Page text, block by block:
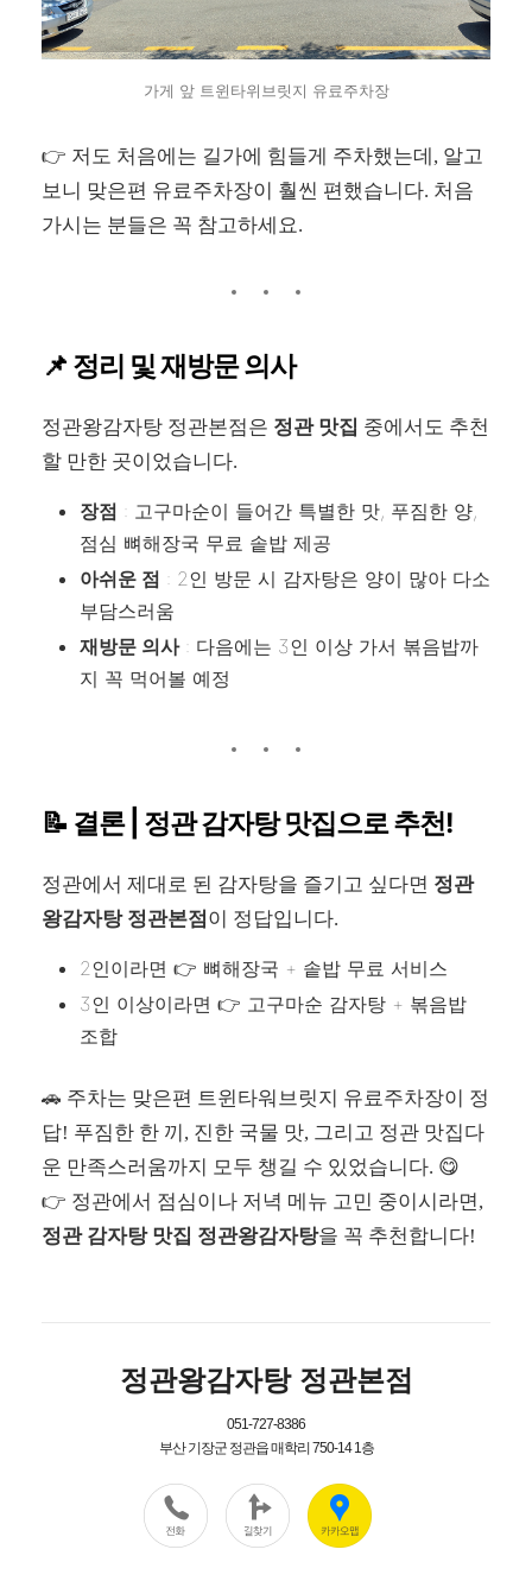
가게 앞 트윈타위브릿지 유료주차장
👉 저도 처음에는 길가에 힘들게 주차했는데, 알고
보니 맞은편 유료주차장이 훨씬 편했습니다. 처음
가시는 분들은 꼭 참고하세요.
📌 정리 및 재방문 의사
정관왕감자탕 정관본점은 정관 맛집 중에서도 추천
할 만한 곳이었습니다.
장점 : 고구마순이 들어간 특별한 맛, 푸짐한 양,
점심 뼈해장국 무료 솥밥 제공
아쉬운 점 : 2인 방문 시 감자탕은 양이 많아 다소
부담스러움
재방문 의사: 다음에는 3인 이상 가서 볶음밥까
지 꼭 먹어볼 예정
📝 결론 | 정관 감자탕 맛집으로 추천!
정관에서 제대로 된 감자탕을 즐기고 싶다면 정관
왕감자탕 정관본점 이 정답입니다.
2인이라면 👉 뼈해장국 + 솥밥 무료 서비스
3인 이상이라면 👉 고구마순 감자탕 + 볶음밥
조합
🚗 주차는 맞은편 트윈타워브릿지 유료주차장이 정
답! 푸짐한 한 끼, 진한 국물 맛, 그리고 정관 맛집다
운 만족스러움까지 모두 챙길 수 있었습니다. 😋
👉 정관에서 점심이나 저녁 메뉴 고민 중이시라면,
정관 감자탕 맛집 정관왕감자탕을 꼭 추천합니다!